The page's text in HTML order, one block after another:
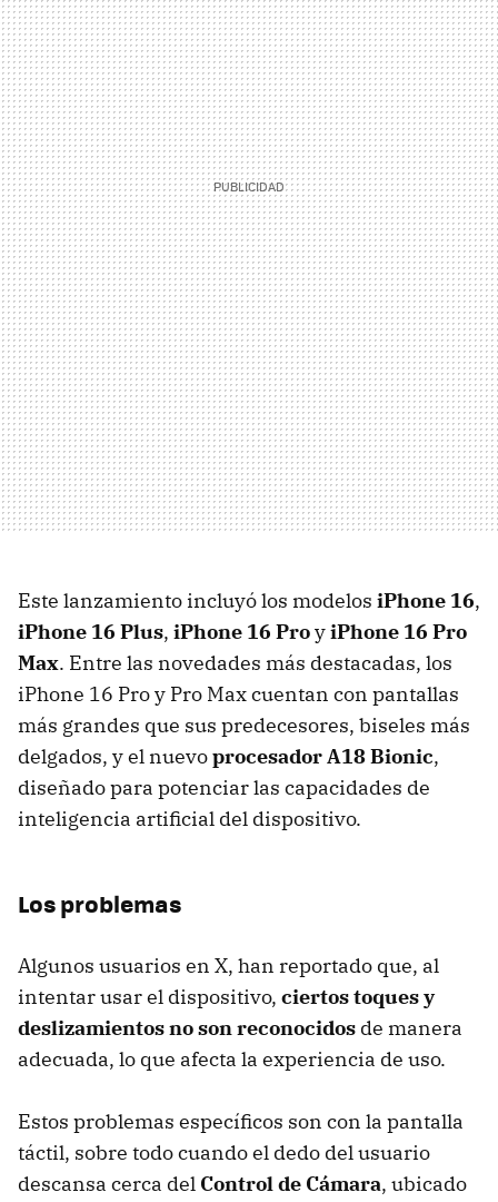
Este lanzamiento incluyó los modelos iPhone 16,
iPhone 16 Plus, iPhone 16 ProyiPhone 16 Pro
Max. Entre las novedades más destacadas, los
iPhone 16 Pro y Pro Max cuentan con pantallas
más grandes que sus predecesores, biseles más
delgados, y el nuevoprocesador A18 Bionic,
diseñado para potenciar las capacidades de
inteligencia artificial del dispositivo.
Los problemas
Algunos usuarios en X, han reportado que, al
intentar usar el dispositivo, ciertos toques y
deslizamientos no son reconocidos de manera
adecuada, lo que afecta la experiencia de uso.
Estos problemas específicos son con la pantalla
táctil, sobre todo cuando el dedo del usuario
descansa cerca del Control de Cámara, ubicado